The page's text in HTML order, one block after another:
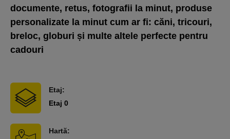
documente, retus, fotografii la minut, produse
personalizate la minut cum ar fi: căni, tricouri,
breloc, globuri și multe altele perfecte pentru
cadouri
Etaj:
Etaj 0
Hartă: